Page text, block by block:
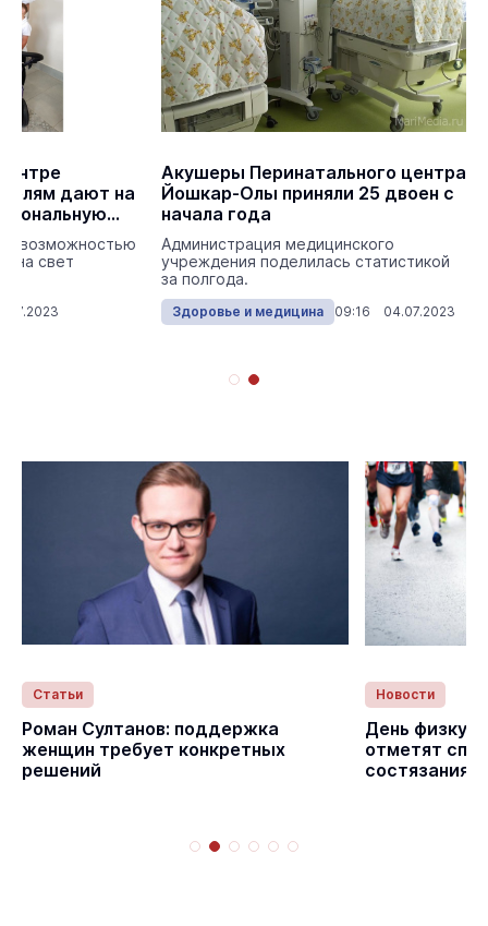
дают на
возможностью
на свет
Акушеры Перинатального центра
Йошкар-Олы приняли 25 двоен с
начала года
Администрация медицинского
учреждения поделилась статистикой
за полгода.
Здоровье и медицина 09:16 04.07.2023
Статьи
Роман Султанов: поддержка
женщин требует конкретных
решений
Новости
День
отметят